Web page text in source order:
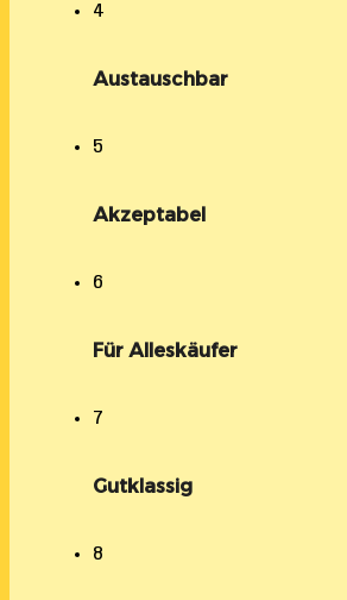
4
Austauschbar
5
Akzeptabel
6
Für Alleskäufer
7
Gutklassig
8